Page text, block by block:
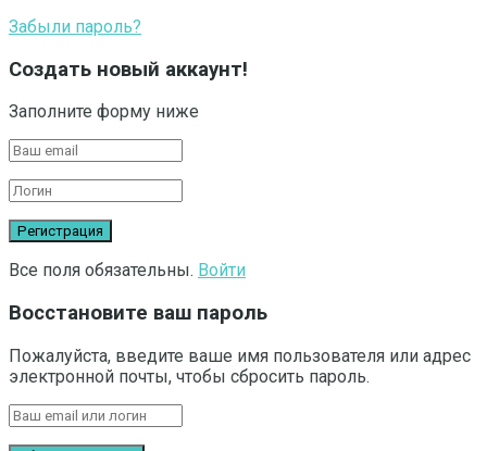
Забыли пароль?
Создать новый аккаунт!
Заполните форму ниже
Все поля обязательны. Войти
Восстановите ваш пароль
Пожалуйста, введите ваше имя пользователя или адрес
электронной почты, чтобы сбросить пароль.